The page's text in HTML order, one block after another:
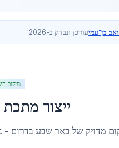
בן־עמיעודכן ונבדק ב-2026
מיקום
ייצור מתכת
מדויק של באר שבע בדרום -